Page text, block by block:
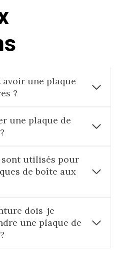
une plaque
?
une plaque de
utilisés pour
de boîte aux
dois-je
une plaque de